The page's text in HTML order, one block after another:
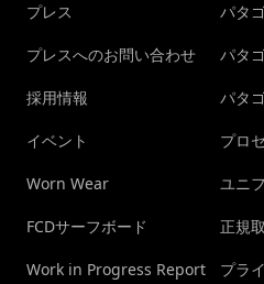
プレス
プレスへのお問い合わせ
採用情報
イベント
Worn Wear
FCDサーフボード
Work in Progress Report
パタ
パタ
パタ
プロ
ユニ
正規
プラ